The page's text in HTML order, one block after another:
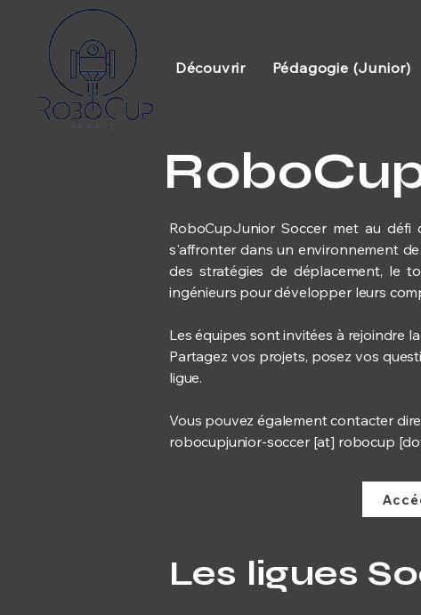
Découvrir Pédagogie (Junior)
RoboCupJunior Soccer met au
s'affronter dans un environnement
des stratégies de déplacement, le
ingénieurs pour développer leurs
Les équipes sont invitées à rejoindre
Partagez vos projets, posez vos
ligue.
Vous pouvez également contacter
robocupjunior-soccer [at] robocup
Les ligues